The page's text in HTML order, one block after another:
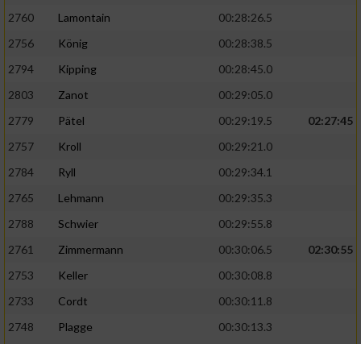
2760
Lamontain
00:28:26.5
2756
König
00:28:38.5
2794
Kipping
00:28:45.0
2803
Zanot
00:29:05.0
2779
Pätel 00:29:19.5
02:27:45
2757
Kroll
00:29:21.0
2784
Ryll
00:29:34.1
2765
Lehmann
00:29:35.3
2788
Schwier
00:29:55.8
2761
Zimmermann 00:30:06.5
02:30:55
2753
Keller
00:30:08.8
2733
Cordt
00:30:11.8
2748
Plagge 00:30:13.3